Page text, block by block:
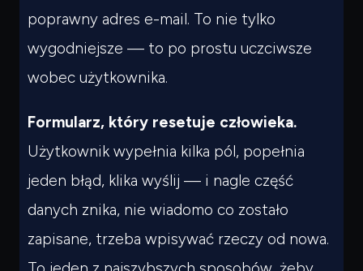
poprawny adres e-mail. To nie tylko
wygodniejsze — to po prostu uczciwsze
wobec użytkownika.
Formularz, który resetuje człowieka.
Użytkownik wypełnia kilka pól, popełnia
jeden błąd, klika wyślij — i nagle część
danych znika, nie wiadomo co zostało
zapisane, trzeba wpisywać rzeczy od nowa.